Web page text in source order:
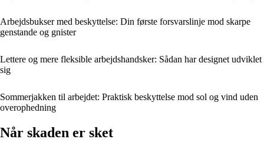
Arbejdsbukser med beskyttelse: Din første forsvarslinje mod skarpe
genstande og gnister
Lettere og mere fleksible arbejdshandsker: Sådan har designet udviklet
sig
Sommerjakken til arbejdet: Praktisk beskyttelse mod sol og vind uden
overophedning
Når skaden er sket